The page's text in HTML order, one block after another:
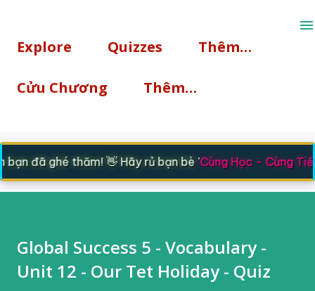
Explore Quizzes Thêm…
Cửu Chương Thêm…
đã ghé thăm! 👋 Hãy rủ bạn bè 'Cùng Học - Cùng Tiến
Global Success 5 - Vocabulary -
Unit 12 - Our Tet Holiday - Quiz